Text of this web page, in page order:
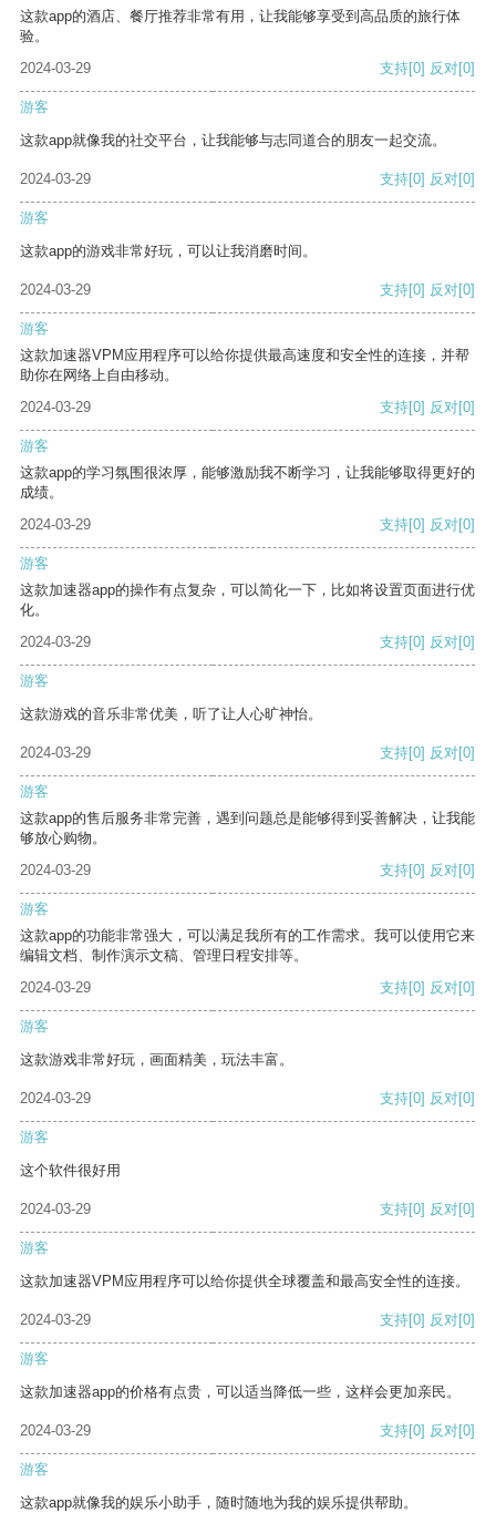
这款app的酒店、餐厅推荐非常有用，让我能够享受到高品质的旅行体
验。
2024-03-29
支持[0] 反对[0]
游客
这款app就像我的社交平台，让我能够与志同道合的朋友一起交流。
2024-03-29 支持[0] 反对[0]
游客
这款app的游戏非常好玩，可以让我消磨时间。
2024-03-29 支持[0] 反对[0]
游客
这款加速器VPM应用程序可以给你提供最高速度和安全性的连接，并帮
助你在网络上自由移动。
2024-03-29
支持[0] 反对[0]
游客
这款app的学习氛围很浓厚，能够激励我不断学习，让我能够取得更好的
成绩。
2024-03-29
支持[0] 反对[0]
游客
这款加速器app的操作有点复杂，可以简化一下，比如将设置页面进行优
化。
2024-03-29
支持[0] 反对[0]
游客
这款游戏的音乐非常优美，听了让人心旷神怡。
2024-03-29 支持[0] 反对[0]
游客
这款app的售后服务非常完善，遇到问题总是能够得到妥善解决，让我能
够放心购物。
2024-03-29
支持[0] 反对[0]
游客
这款app的功能非常强大，可以满足我所有的工作需求。我可以使用它来
编辑文档、制作演示文稿、管理日程安排等。
2024-03-29
支持[0] 反对[0]
游客
这款游戏非常好玩，画面精美，玩法丰富。
2024-03-29 支持[0] 反对[0]
游客
这个软件很好用
2024-03-29 支持[0] 反对[0]
游客
这款加速器VPM应用程序可以给你提供全球覆盖和最高安全性的连接。
2024-03-29 支持[0] 反对[0]
游客
这款加速器app的价格有点贵，可以适当降低一些，这样会更加亲民。
2024-03-29 支持[0] 反对[0]
游客
这款app就像我的娱乐小助手，随时随地为我的娱乐提供帮助。